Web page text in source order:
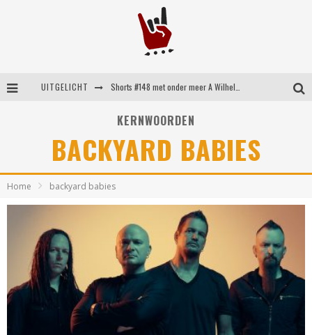
UITGELICHT
Britse emorockers van Basement maken tweede comeback met het indrukwekkende ‘Wired’
Shorts #149 met onder meer No Cure, Eva Under Fire, The Hu en Sleeping With Sirens
KERNWOORDEN
BACKYARD BABIES
Home backyard babies